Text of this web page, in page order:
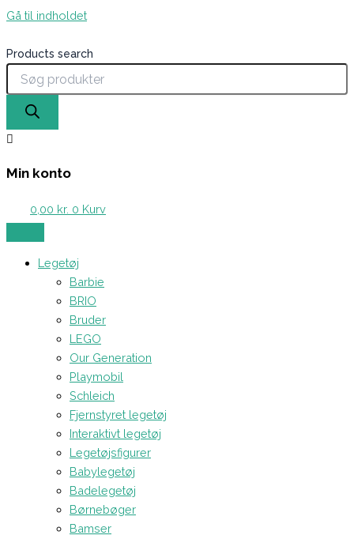
Gå til indholdet
Products search
Min konto
0,00 kr. 0 Kurv
Legetøj
Barbie
BRIO
Bruder
LEGO
Our Generation
Playmobil
Schleich
Fjernstyret legetøj
Interaktivt legetøj
Legetøjsfigurer
Babylegetøj
Badelegetøj
Børnebøger
Bamser